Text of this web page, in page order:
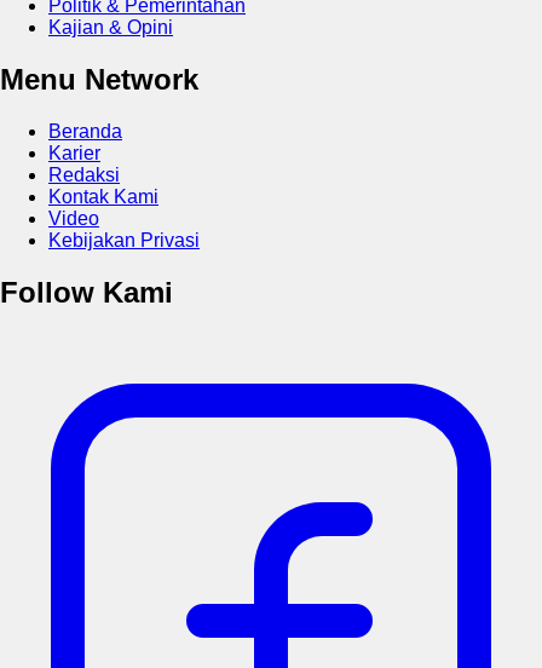
Politik & Pemerintahan
Kajian & Opini
Menu Network
Beranda
Karier
Redaksi
Kontak Kami
Video
Kebijakan Privasi
Follow Kami